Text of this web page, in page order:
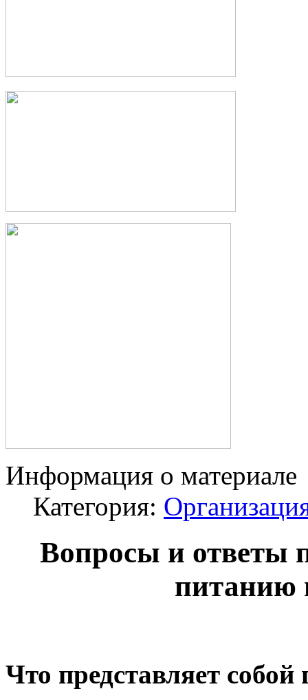
Информация о материале
Категория:
Вопросы и ответы
питанию
Что представляет